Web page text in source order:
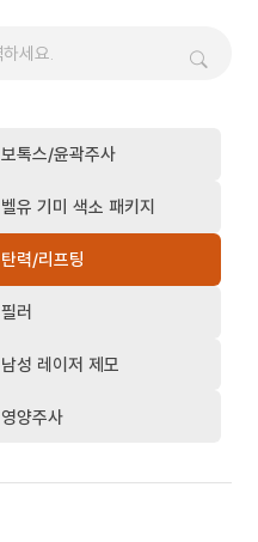
보톡스/윤곽주사
벨유 기미 색소 패키지
탄력/리프팅
필러
남성 레이저 제모
영양주사